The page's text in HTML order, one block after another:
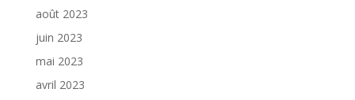
août 2023
juin 2023
mai 2023
avril 2023